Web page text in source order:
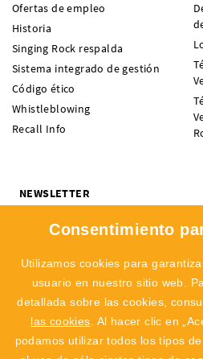
Ofertas de empleo
Historia
Singing Rock respalda
Sistema integrado de gestión
Código ético
Whistleblowing
Recall Info
NEWSLETTER
SINGING ROCK? Suscríbete y no te
Me interesa:
Escalada
Acepto el tratamiento de
Consentimiento
Utilizamos cookies para
usuario en nuestro sitio web.
detallada sobre las cookies,
las cookies . Al hacer clic en
podamos utilizar todos los tipos